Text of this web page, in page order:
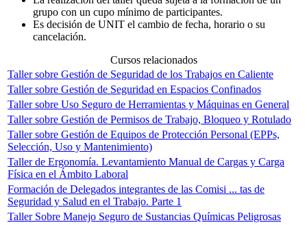
grupo con un cupo mínimo de participantes.
Es decisión de UNIT el cambio de fecha, horario o su
cancelación.
Cursos relacionados
Taller sobre Gestión de Seguridad de los Trabajos en Caliente
Taller sobre Gestión de Seguridad en Espacios Confinados
Taller sobre Uso Seguro de Herramientas y Máquinas en General
Taller sobre Gestión de Permisos de Trabajo, Bloqueo y Rotulado
Taller sobre Gestión de Equipos de Protección Personal (EPPs,
Selección, Uso y Mantenimiento)
Taller de Ergonomía. Levantamiento Manual de Cargas y Carga
Física en el Ámbito Laboral
Formación de Delegados integrantes de las Comisi ... tas de
Seguridad y Salud en el Trabajo. Parte 1
Taller Sobre Manejo Seguro de Sustancias Químicas Peligrosas